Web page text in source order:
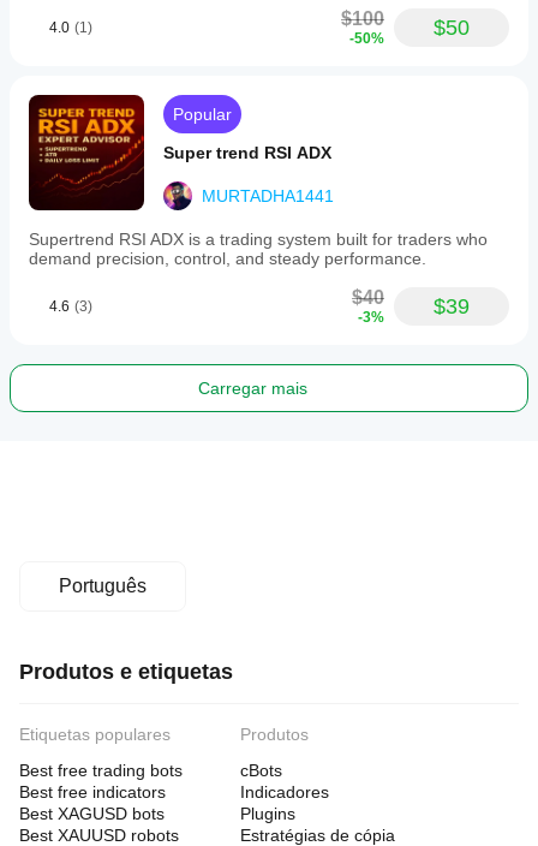
4.0 (1) $100
-50% $50
Popular
Super trend RSI ADX
MURTADHA1441
Supertrend RSI ADX is a trading system built for traders who
demand precision, control, and steady performance.
4.6 (3) $40
-3% $39
Carregar mais
Português
Produtos e etiquetas
Etiquetas populares
Best free trading bots
Best free indicators
Best XAGUSD bots
Best XAUUSD robots
Produtos
cBots
Indicadores
Plugins
Estratégias de cópia